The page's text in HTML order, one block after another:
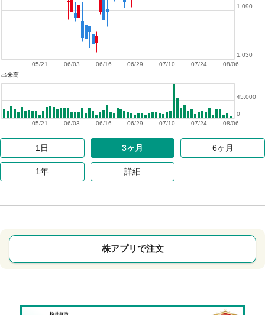
08/06
07/24
07/10
06/29
06/16
06/03
05/21
1,030
1,090
出来高
08/06
07/24
07/10
06/29
06/16
06/03
05/21
0
45,000
1日 3ヶ月 6ヶ月
1年 詳細
株アプリで注文